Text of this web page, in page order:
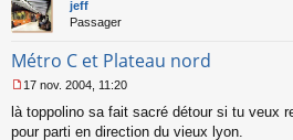
jeff
Passager
Métro C et Plateau nord
e
s
17 nov. 2004, 11:20
là toppolino sa fait sacré détour si tu veux
pour parti en direction du vieux lyon.